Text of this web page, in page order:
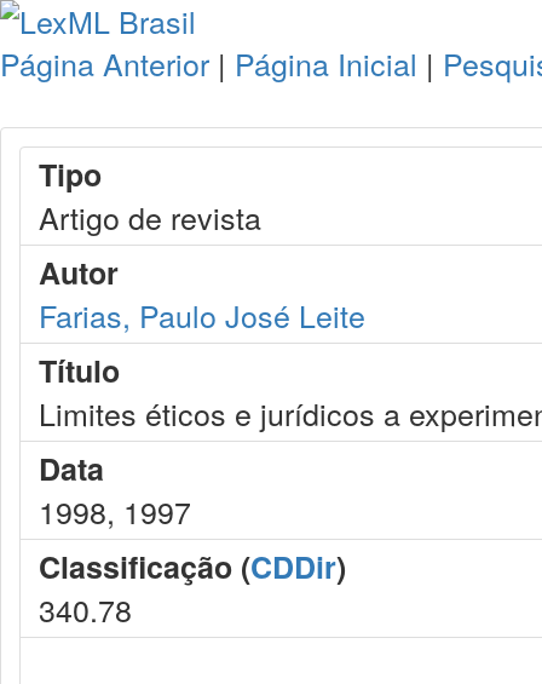
Página Anterior | Página Inicial |
Tipo
Artigo de revista
Autor
Farias, Paulo José Leite
Título
Limites éticos e jurídicos a
Data
1998, 1997
Classificação (CDDir)
340.78